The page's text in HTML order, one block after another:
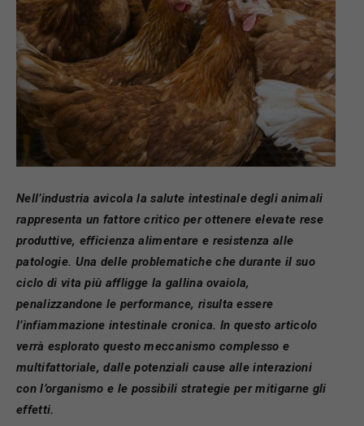
Nell’industria avicola la salute intestinale degli animali
rappresenta un fattore critico per ottenere elevate rese
produttive, efficienza alimentare e resistenza alle
patologie. Una delle problematiche che durante il suo
ciclo di vita più affligge la gallina ovaiola,
penalizzandone le performance, risulta essere
l’infiammazione intestinale cronica. In questo articolo
verrà esplorato questo meccanismo complesso e
multifattoriale, dalle potenziali cause alle interazioni
con l’organismo e le possibili strategie per mitigarne gli
effetti.